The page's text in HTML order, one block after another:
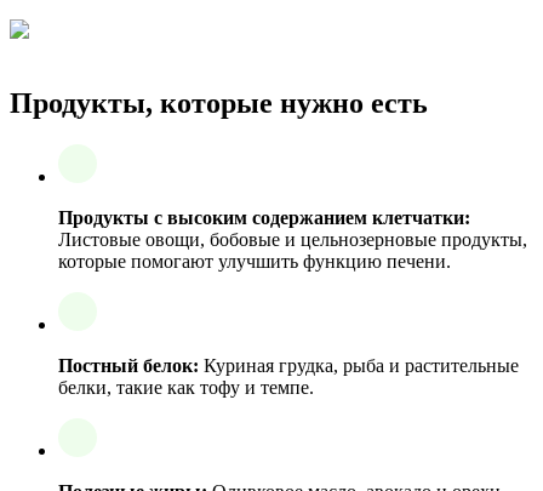
Продукты, которые нужно есть
Продукты с высоким содержанием клетчатки:
Листовые овощи, бобовые и цельнозерновые продукты,
которые помогают улучшить функцию печени.
Постный белок: Куриная грудка, рыба и растительные
белки, такие как тофу и темпе.